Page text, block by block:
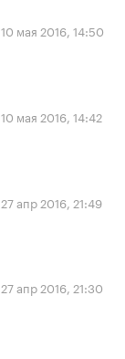
10 мая 2016, 14:50
10 мая 2016, 14:42
27 апр 2016, 21:49
27 апр 2016, 21:30